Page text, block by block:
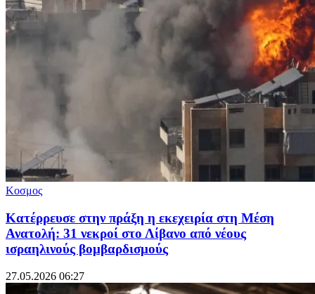
Κοσμος
Κατέρρευσε στην πράξη η εκεχειρία στη Μέση
Ανατολή: 31 νεκροί στο Λίβανο από νέους
ισραηλινούς βομβαρδισμούς
27.05.2026 06:27